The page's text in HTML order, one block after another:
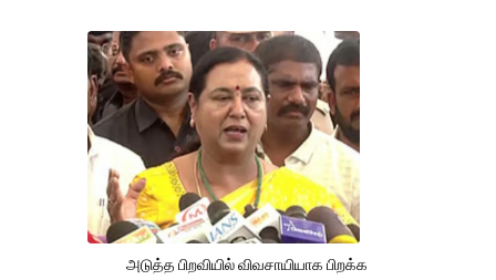
அடுத்த பிறவியில் விவசாயியாக பிறக்க